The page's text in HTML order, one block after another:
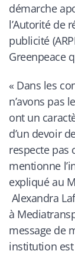
démarche
l’Autorité de
publicité
Greenpeace
« Dans les
n’avons pas
ont un
d’un devoir
respecte pas
mentionne
expliqué au
Alexandra
à
message de
institution